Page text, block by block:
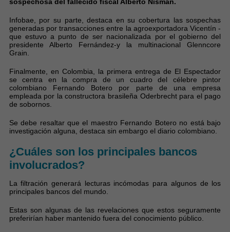
Infobae, por su parte, destaca en su cobertura las sospechas
generadas por transacciones entre la agroexportadora Vicentín -
que estuvo a punto de ser nacionalizada por el gobierno del
presidente Alberto Fernández-y la multinacional Glenncore
Grain.
Finalmente, en Colombia, la primera entrega de El Espectador
se centra en la compra de un cuadro del célebre pintor
colombiano Fernando Botero por parte de una empresa
empleada por la constructora brasileña Oderbrecht para el pago
de sobornos.
Se debe resaltar que el maestro Fernando Botero no está bajo
investigación alguna, destaca sin embargo el diario colombiano.
¿Cuáles son los principales bancos
involucrados?
La filtración generará lecturas incómodas para algunos de los
principales bancos del mundo.
Estas son algunas de las revelaciones que estos seguramente
preferirían haber mantenido fuera del conocimiento público.